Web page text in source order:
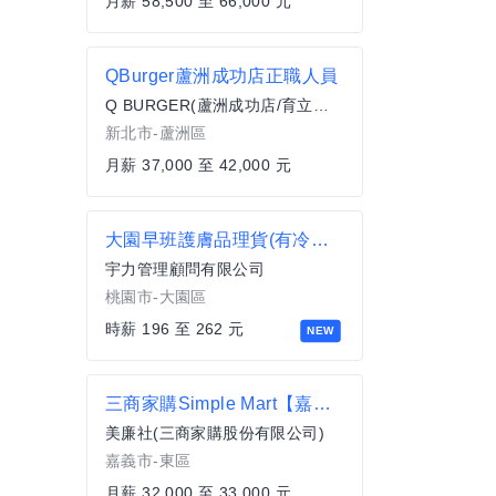
QBurger蘆洲成功店正職人員
Q BURGER(蘆洲成功店/育立小吃店)
新北市-蘆洲區
月薪 37,000 至 42,000 元
NEW
大園早班護膚品理貨(有冷氣)✤時薪215✤可隔日匯款MG
宇力管理顧問有限公司
桃園市-大園區
時薪 196 至 262 元
三商家購Simple Mart【嘉義保義店】直營門市人員
美廉社(三商家購股份有限公司)
嘉義市-東區